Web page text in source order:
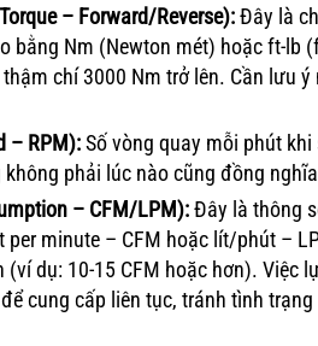
– Forward/Reverse):Đây là
bằng Nm (Newton mét) hoặc ft-lb
chí 3000 Nm trở lên. Cần lưu
– RPM):Số vòng quay mỗi phút
phải lúc nào cũng đồng
– CFM/LPM):Đây là thông
minute – CFM hoặc lít/phút –
dụ: 10-15 CFM hoặc hơn). Việc
cung cấp liên tục, tránh tình